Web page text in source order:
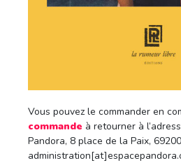
Vous pouvez le commander en
commande à retourner à
Pandora, 8 place de la Paix,